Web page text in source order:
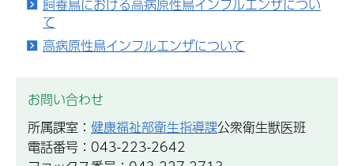
飼養鳥における高病原性鳥インフルエンザについ
て
高病原性鳥インフルエンザについて
お問い合わせ
所属課室： 健康福祉部衛生指導課公衆衛生獣医班
電話番号：043-223-2642